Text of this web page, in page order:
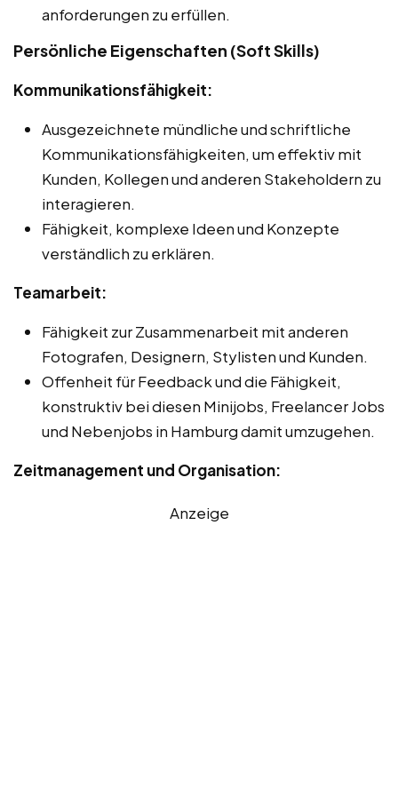
anforderungen zu erfüllen.
Persönliche Eigenschaften (Soft Skills)
Kommunikationsfähigkeit:
Ausgezeichnete mündliche und schriftliche
Kommunikationsfähigkeiten, um effektiv mit
Kunden, Kollegen und anderen Stakeholdern zu
interagieren.
Fähigkeit, komplexe Ideen und Konzepte
verständlich zu erklären.
Teamarbeit:
Fähigkeit zur Zusammenarbeit mit anderen
Fotografen, Designern, Stylisten und Kunden.
Offenheit für Feedback und die Fähigkeit,
konstruktiv bei diesen Minijobs, Freelancer Jobs
und Nebenjobs in Hamburg damit umzugehen.
Zeitmanagement und Organisation:
Anzeige